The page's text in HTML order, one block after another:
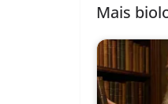
Mais